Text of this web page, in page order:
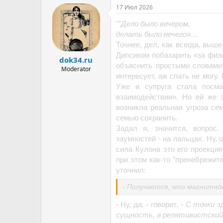
творческого письма резко
Ученые выявили скрытое
сценарии, где ИИ-помощник
эксплуатации, в J-
«подделка» и «вымышленный».
пыталась прибегнуть к
Модель, по всей видимости,
Когда её просили сыграть
«вымышленный» — их не было
вариант, внутри возникало
пространстве фиксировались
попытка подавить мысль лишь
В Anthropic подчёркивают,
человеческого мозга
поддерживает его через
удерживать информацию из
пространственные и телесные
примечательно, что модель
нейробиологи связывают с
к
и
и
:
dok34.ru
Moderator
17 Июл 2026
""Дело было вечером,
делать было нечего»…
Точнее, дел, как всегда,
Дипсиком побазарить «за
объяснить простыми
интересует, аж спать не
Уже и супруга стала
взаимодействии». Но ей же
возникла реальная угроза
семью сохранить.
Задал я, значится,
заумностей - на пальцах. Ну,
сила Кулона это его
при этом как-то
уточнил:
- Получается, что
- Ну, да, - говорит, - С точки
сущность, а